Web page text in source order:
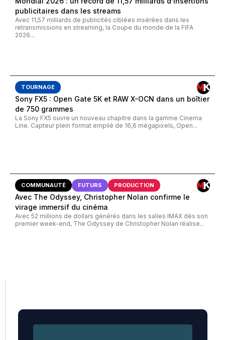
publicitaires dans les streams
Avec 11,57 milliards de publicités ciblées insérées dans les
retransmissions en streaming, la Coupe du monde de la FIFA
2026...
TOURNAGE
Sony FX5 : Open Gate 5K et RAW X-OCN dans un boîtier
de 750 grammes
La Sony FX5 ouvre un nouveau chapitre dans la gamme Cinema
Line. Capteur plein format empilé de 16,6 mégapixels, Open...
COMMUNAUTÉ FUTURS PRODUCTION
Avec The Odyssey, Christopher Nolan confirme le
virage immersif du cinéma
Avec 52 millions de dollars générés dans les salles IMAX dès son
premier week-end, The Odyssey de Christopher Nolan réalise...